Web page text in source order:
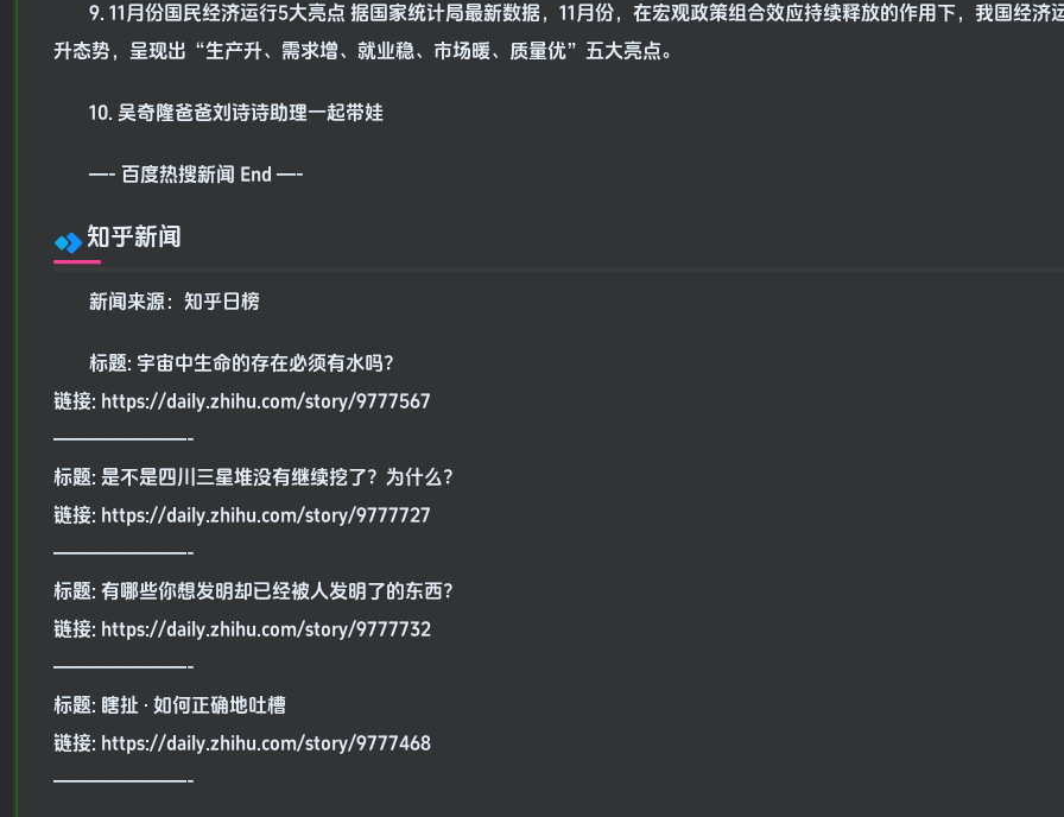
9. 11月份国民经济运行5大亮点 据国家统计局最新数据，11月份，在宏观政策组合效应持续释放的作用下，我国经济
升态势，呈现出“生产升、需求增、就业稳、市场暖、质量优”五大亮点。
10. 吴奇隆爸爸刘诗诗助理一起带娃
—- 百度热搜新闻 End —-
知乎新闻
新闻来源：知乎日榜
标题: 宇宙中生命的存在必须有水吗？
链接: https://daily.zhihu.com/story/9777567
———————-
标题: 是不是四川三星堆没有继续挖了？为什么？
链接: https://daily.zhihu.com/story/9777727
———————-
标题: 有哪些你想发明却已经被人发明了的东西？
链接: https://daily.zhihu.com/story/9777732
———————-
标题: 瞎扯 · 如何正确地吐槽
链接: https://daily.zhihu.com/story/9777468
———————-